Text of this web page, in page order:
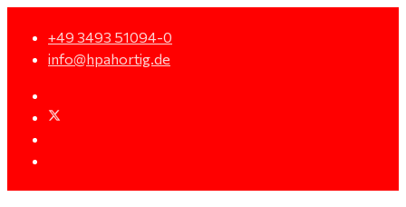
+49 3493 51094-0
info@hpahortig.de